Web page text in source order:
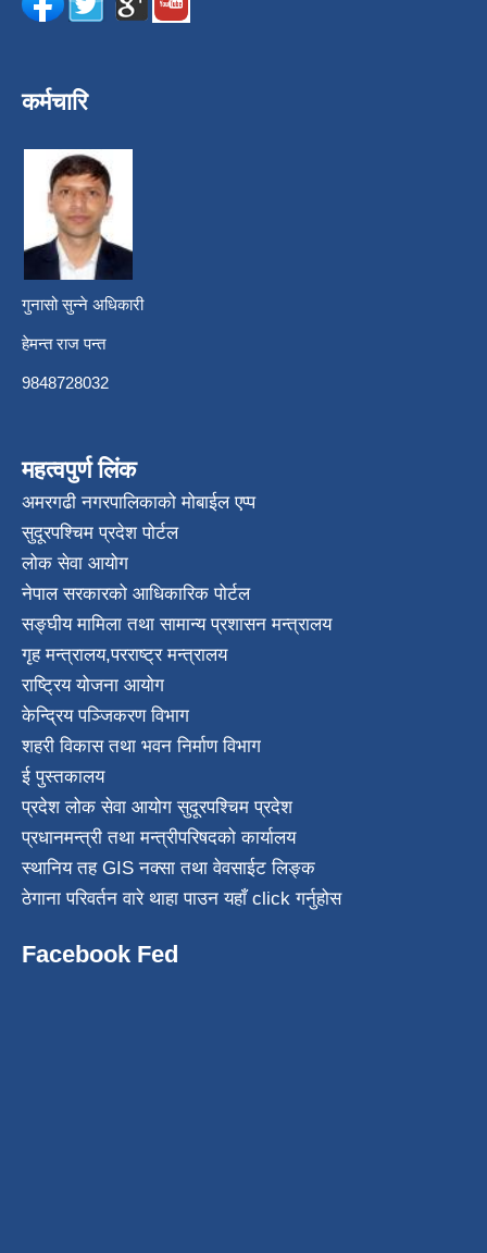
कर्मचारि
गुनासो सुन्ने अधिकारी
हेमन्त राज पन्त
9848728032
महत्वपुर्ण लिंक
अमरगढी नगरपालिकाको मोबाईल एप्प
सुदूरपश्चिम प्रदेश पोर्टल
लोक सेवा आयोग
नेपाल सरकारको आधिकारिक पोर्टल
सङ्घीय मामिला तथा सामान्य प्रशासन मन्त्रालय
गृह मन्त्रालय,परराष्ट्र मन्त्रालय
राष्ट्रिय योजना आयोग
केन्द्रिय पञ्जिकरण विभाग
शहरी विकास तथा भवन निर्माण विभाग
ई पुस्तकालय
प्रदेश लोक सेवा आयोग सुदूरपश्चिम प्रदेश
प्रधानमन्त्री तथा मन्त्रीपरिषदको कार्यालय
स्थानिय तह GIS नक्सा तथा वेवसाईट लिङ्क
ठेगाना परिवर्तन वारे थाहा पाउन यहाँ click गर्नुहोस
Facebook Fed